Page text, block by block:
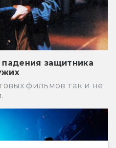
защитника
фильмов так и не